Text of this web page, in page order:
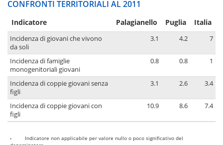
CONFRONTI TERRITORIALI AL 2011
Indicatore Palagianello Puglia Italia
Incidenza di giovani che vivono
da soli
3.1 4.2 7
Incidenza di famiglie
monogenitoriali giovani
0.8 0.8 1
Incidenza di coppie giovani senza
figli
3.1 2.6 3.4
Incidenza di coppie giovani con
figli
10.9 8.6 7.4
-
Indicatore non applicabile per valore nullo o poco significativo del